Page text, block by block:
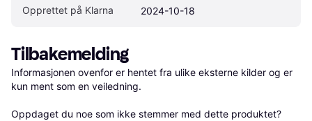
Opprettet på Klarna 2024-10-18
Tilbakemelding
Informasjonen ovenfor er hentet fra ulike eksterne kilder og er
kun ment som en veiledning.
Oppdaget du noe som ikke stemmer med dette produktet?